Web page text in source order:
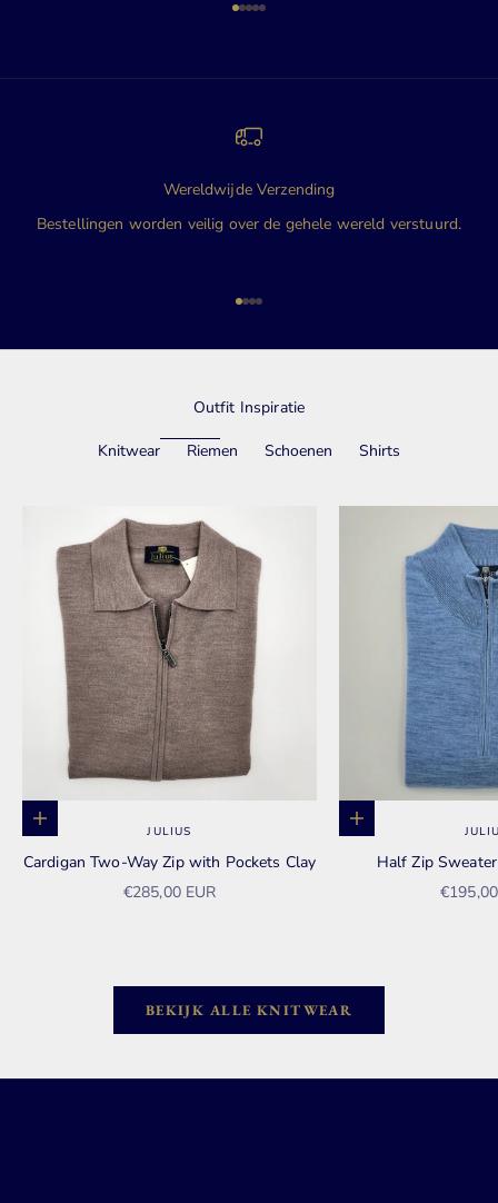
Naar artikel 1
Naar artikel 2
Naar artikel 3
Naar artikel 4
Naar artikel 5
Wereldwijde Verzending
Bestellingen worden veilig over de gehele wereld verstuurd.
Naar artikel 1
Naar artikel 2
Naar artikel 3
Naar artikel 4
Outfit Inspiratie
Knitwear Riemen Schoenen Shirts
Opties kiezen JULIUS
Cardigan Two-Way Zip with Pockets Clay
Aanbiedingsprijs
€285,00 EUR
Opties kiezen
Half Zip
BEKIJK ALLE KNITWEAR